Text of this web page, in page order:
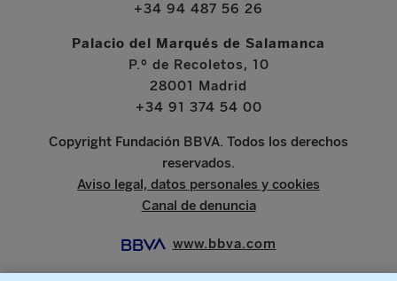
+34 94 487 56 26
Palacio del Marqués de Salamanca
P.º de Recoletos, 10
28001 Madrid
+34 91 374 54 00
Copyright Fundación BBVA. Todos los derechos
reservados.
Aviso legal, datos personales y cookies
Canal de denuncia
www.bbva.com